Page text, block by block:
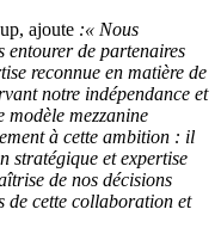
ajoute :« Nous
entourer de partenaires
reconnue en matière de
notre indépendance et
modèle mezzanine
à cette ambition : il
stratégique et expertise
de nos décisions
de cette collaboration et